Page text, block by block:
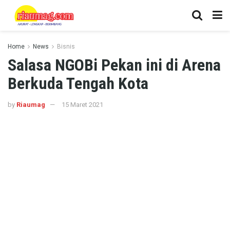
Home News Bisnis
Salasa NGOBi Pekan ini di Arena
Berkuda Tengah Kota
by Riaumag 15 Maret 2021